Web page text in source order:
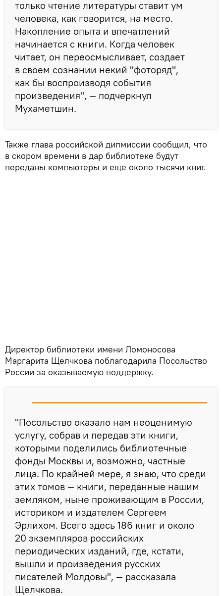
только чтение литературы ставит ум
человека, как говорится, на место.
Накопление опыта и впечатлений
начинается с книги. Когда человек
читает, он переосмысливает, создает
в своем сознании некий "фоторяд",
как бы воспроизводя события
произведения", — подчеркнул
Мухаметшин.
Также глава российской дипмиссии сообщил, что
в скором времени в дар библиотеке будут
переданы компьютеры и еще около тысячи книг.
Директор библиотеки имени Ломоносова
Маргарита Щелчкова поблагодарила Посольство
России за оказываемую поддержку.
"Посольство оказало нам неоценимую
услугу, собрав и передав эти книги,
которыми поделились библиотечные
фонды Москвы и, возможно, частные
лица. По крайней мере, я знаю, что среди
этих томов — книги, переданные нашим
земляком, ныне проживающим в России,
историком и издателем Сергеем
Эрлихом. Всего здесь 186 книг и около
20 экземпляров российских
периодических изданий, где, кстати,
вышли и произведения русских
писателей Молдовы", — рассказала
Щелчкова.